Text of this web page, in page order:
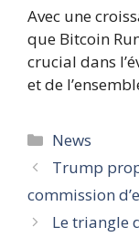
Avec une
que Bitcoin
crucial dans
et de
Catégories
News
Trump
commission
Le triangle